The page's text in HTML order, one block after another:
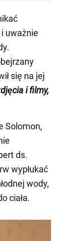
uważnie
się na jej
i filmy,
Solomon,
ds.
wypłukać
wody,
ciała.